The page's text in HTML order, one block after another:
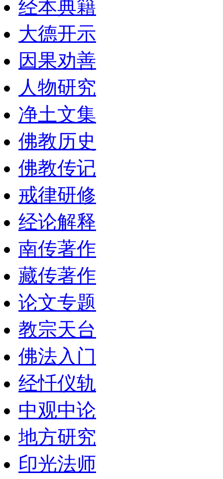
经本典籍
大德开示
因果劝善
人物研究
净土文集
佛教历史
佛教传记
戒律研修
经论解释
南传著作
藏传著作
论文专题
教宗天台
佛法入门
经忏仪轨
中观中论
地方研究
印光法师